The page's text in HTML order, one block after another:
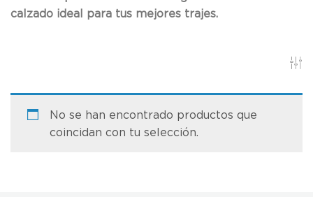
calzado ideal para tus mejores trajes.
No se han encontrado productos que
coincidan con tu selección.